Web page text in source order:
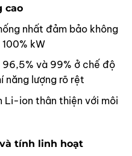
cao
nhất đảm bảo không
kW
và 99% ở chế độ
năng lượng rõ rệt
Li-ion thân thiện với môi
tính linh hoạt